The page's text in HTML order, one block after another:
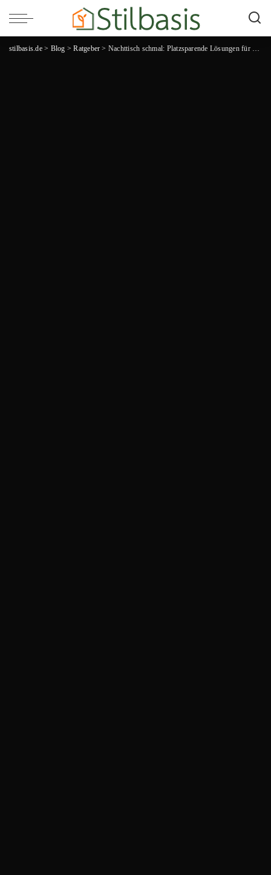
stilbasis.de> Blog >Ratgeber > Nachttisch schmal: Platzsparende Lösungen für dein Schlafzimmer